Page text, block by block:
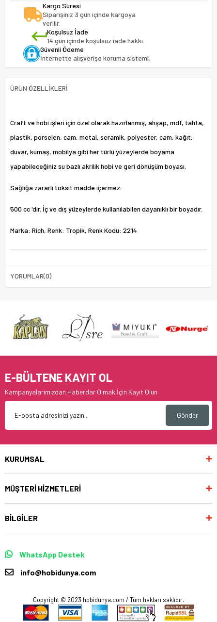
Kargo Süresi
Siparişiniz 3 gün içinde kargoya
verilir.
Koşulsuz İade
14 gün içinde koşulsuz iade hakkı.
Güvenli Ödeme
İnternette alışverişe koruma sistemi.
ÜRÜN ÖZELLIKLERI
Craft ve hobi işleri için özel olarak hazırlanmış, ahşap, mdf, tahta,
plastik, porselen, cam, metal, seramik, polyester, cam, kağıt,
duvar, kumaş, mobilya gibi her türlü yüzeylerde boyama
yapabileceğiniz su bazlı akrilik hobi ve geri dönüşüm boyası.
Sağlığa zararlı toksit madde içermez.
500 cc 'dir. İç ve dış yüzeylerde kullanılabilen dayanıklı bir boyadır.
Marka: Rich, Renk: Tropik, Renk Kodu: 2214
YORUMLAR(0)
E-BÜLTENE KAYIT OL
Kampanyalarımızdan Haberdar Olmak İçin Kayıt Olun
Gönder
KURUMSAL
MÜŞTERİ HİZMETLERİ
BİLGİLER
WhatsApp Destek
info@hobidunya.com
Copyright © 2023 hobidunya.com / Tüm hakları saklıdır.